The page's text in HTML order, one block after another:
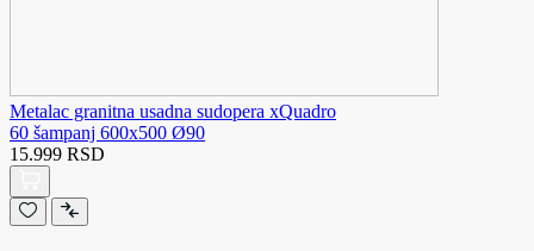
Metalac granitna usadna sudopera xQuadro
60 šampanj 600x500 Ø90
15.999 RSD